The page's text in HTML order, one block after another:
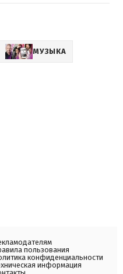
МУЗЫКА
пользования
конфиденциальности
информация